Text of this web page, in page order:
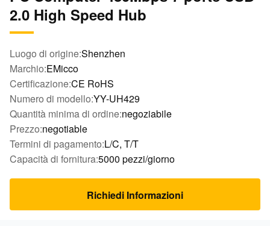
2.0 High Speed Hub
Luogo di origine:Shenzhen
Marchio:EMicco
Certificazione:CE RoHS
Numero di modello:YY-UH429
Quantità minima di ordine:negoziabile
Prezzo:negotiable
Termini di pagamento:L/C, T/T
Capacità di fornitura:5000 pezzi/giorno
Richiedi Informazioni